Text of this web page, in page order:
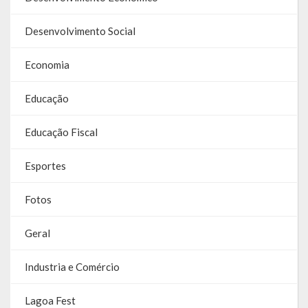
RPPS
Portal da Transparência
Links Úteis
Emendas Parlament. EC 105 FNS
Desenvolvimento Social
Economia
Educação
Educação Fiscal
Esportes
Fotos
Geral
Industria e Comércio
Lagoa Fest